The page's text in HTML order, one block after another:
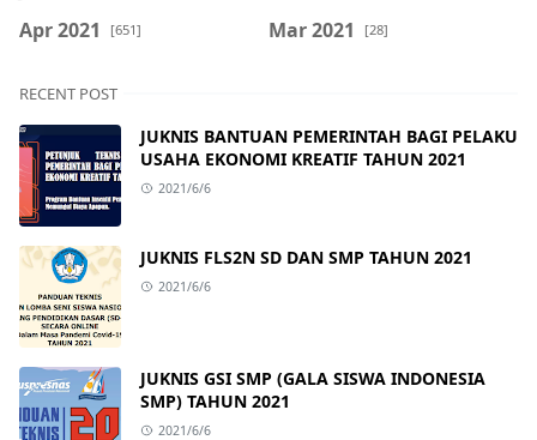
Apr 2021 [651] Mar 2021 [28]
RECENT POST
JUKNIS BANTUAN PEMERINTAH BAGI PELAKU
USAHA EKONOMI KREATIF TAHUN 2021
2021/6/6
JUKNIS FLS2N SD DAN SMP TAHUN 2021
2021/6/6
JUKNIS GSI SMP (GALA SISWA INDONESIA
SMP) TAHUN 2021
2021/6/6